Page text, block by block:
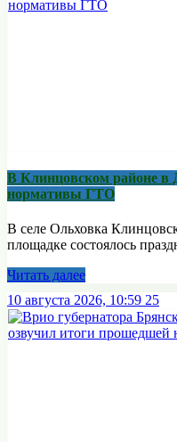
В Клинцовском районе в
нормативы ГТО
В селе Ольховка
площадке состоялось
Читать далее
10 августа 2026, 10:59 25